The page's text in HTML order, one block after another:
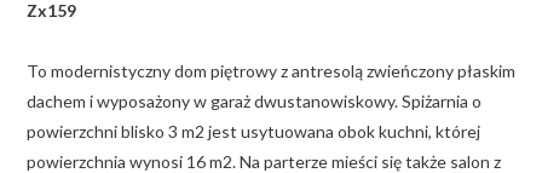
Zx159
To modernistyczny dom piętrowy z antresolą zwieńczony płaskim
dachem i wyposażony w garaż dwustanowiskowy. Spiżarnia o
powierzchni blisko 3 m2 jest usytuowana obok kuchni, której
powierzchnia wynosi 16 m2. Na parterze mieści się także salon z